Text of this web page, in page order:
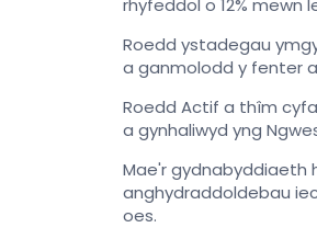
rhyfeddol o 12% mewn
Roedd ystadegau
a ganmolodd y fenter
Roedd Actif a thîm
a gynhaliwyd yng
Mae'r gydnabyddiaeth
anghydraddoldebau
oes.